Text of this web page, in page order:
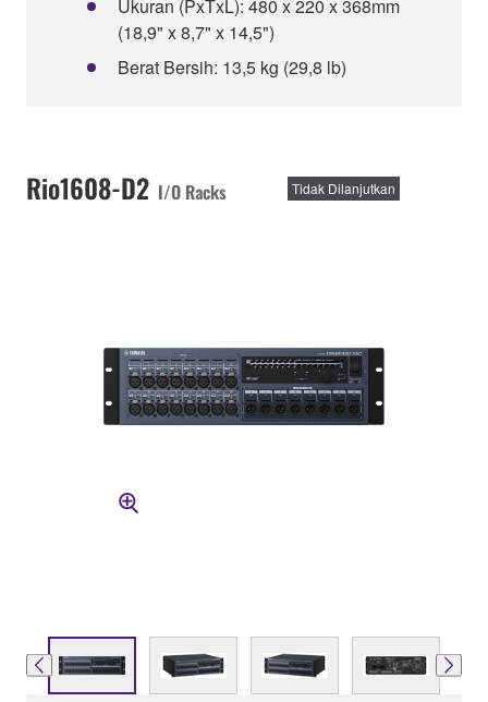
Ukuran (PxTxL): 480 x 220 x 368mm
(18,9" x 8,7" x 14,5")
Berat Bersih: 13,5 kg (29,8 lb)
Rio1608-D2 I/O Racks Tidak Dilanjutkan